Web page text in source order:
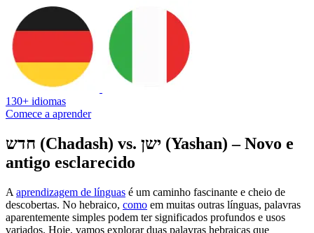
130+ idiomas
Comece a aprender
חדש (Chadash) vs. ישן (Yashan) – Novo e
antigo esclarecido
A aprendizagem de línguas é um caminho fascinante e cheio de
descobertas. No hebraico, como em muitas outras línguas, palavras
aparentemente simples podem ter significados profundos e usos
variados. Hoje, vamos explorar duas palavras hebraicas que